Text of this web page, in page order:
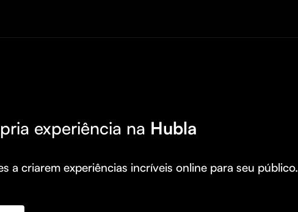
experiência na Hubla
a criarem experiências incríveis online para seu público.